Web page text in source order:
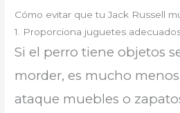
Cómo evitar que tu Jack Russell
1. Proporciona juguetes
Si el perro tiene objetos
morder, es mucho
ataque muebles o